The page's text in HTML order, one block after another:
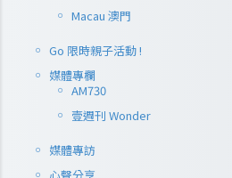
Macau 澳門
Go 限時親子活動 !
媒體專欄
AM730
壹週刊 Wonder
媒體專訪